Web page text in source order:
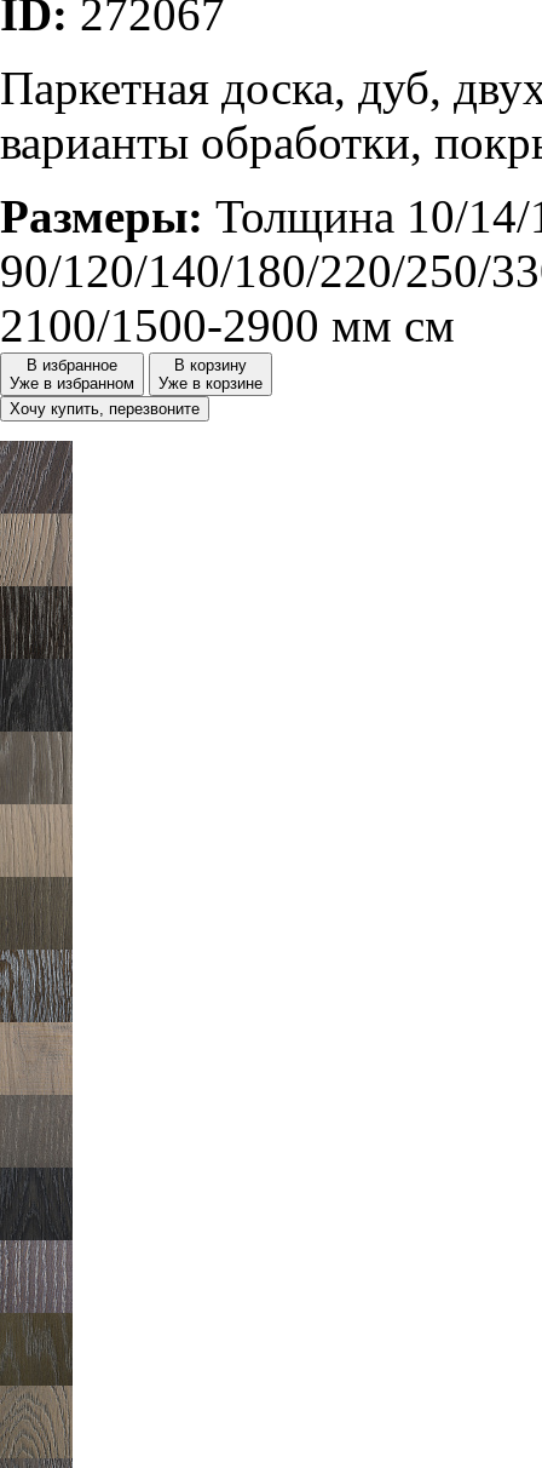
ID: 272067
Паркетная доска, дуб,
варианты обработки,
Размеры: Толщина 10/
90/120/140/180/220/250/
2100/1500-2900 мм см
В избранное
Уже в избранном
В корзину
Уже в корзине
Хочу купить, перезвоните